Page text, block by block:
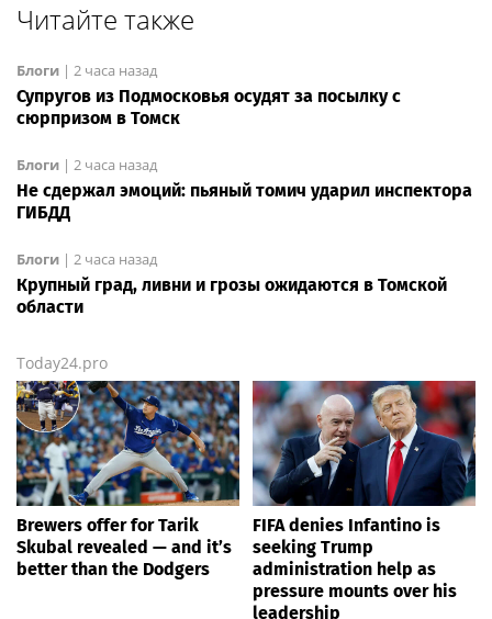
Читайте также
Блоги | 2 часа назад
Супругов из Подмосковья осудят за посылку с
сюрпризом в Томск
Блоги | 2 часа назад
Не сдержал эмоций: пьяный томич ударил инспектора
ГИБДД
Блоги | 2 часа назад
Крупный град, ливни и грозы ожидаются в Томской
области
Today24.pro
Brewers offer for Tarik
Skubal revealed — and it’s
better than the Dodgers
FIFA denies Infantino is
seeking Trump
administration help as
pressure mounts over his
leadership